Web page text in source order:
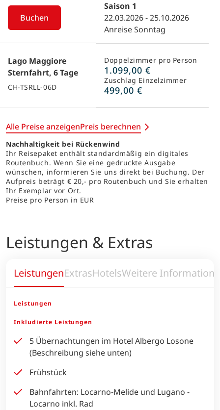
Buchen
Lago Maggiore
Sternfahrt, 6 Tage
CH-TSRLL-06D
Saison 1
22.03.2026 - 25.10.2026
Anreise Sonntag
Doppelzimmer pro Person
1.099,00 €
Zuschlag Einzelzimmer
499,00 €
Alle Preise anzeigenPreis berechnen
Nachhaltigkeit bei Rückenwind
Ihr Reisepaket enthält standardmäßig ein digitales
Routenbuch. Wenn Sie eine gedruckte Ausgabe
wünschen, informieren Sie uns direkt bei Buchung. Der
Aufpreis beträgt € 20,- pro Routenbuch und Sie erhalten
Ihr Exemplar vor Ort.
Preise pro Person in EUR
Leistungen & Extras
LeistungenExtrasHotelsWeitere
Leistungen
Inkludierte Leistungen
5 Übernachtungen im Hotel Albergo Losone
(Beschreibung siehe unten)
Frühstück
Bahnfahrten: Locarno-Melide und Lugano -
Locarno inkl. Rad